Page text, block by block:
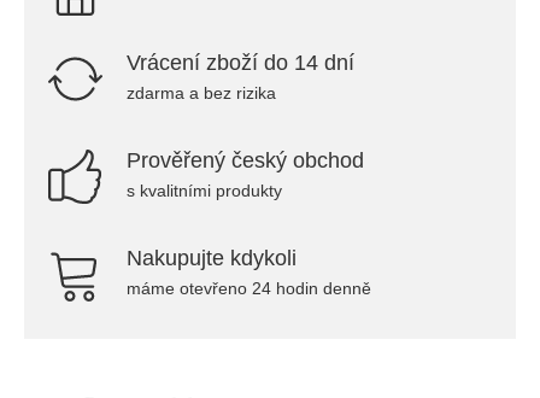
Vrácení zboží do 14 dní
zdarma a bez rizika
Prověřený český obchod
s kvalitními produkty
Nakupujte kdykoli
máme otevřeno 24 hodin denně